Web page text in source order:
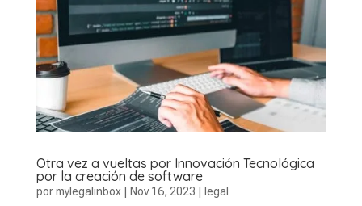
Otra vez a vueltas por Innovación Tecnológica
por la creación de software
pormylegalinbox Nov 16, 2023 legal